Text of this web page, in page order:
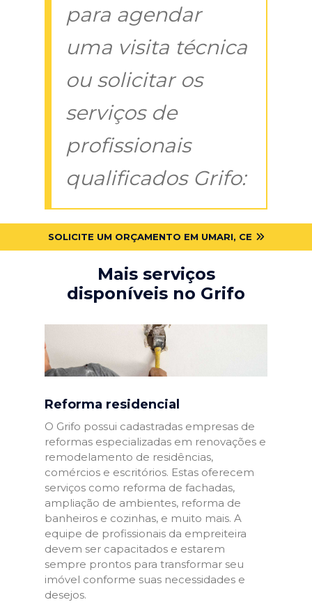
para agendar
uma visita técnica
ou solicitar os
serviços de
profissionais
qualificados Grifo:
SOLICITE UM ORÇAMENTO EM UMARI, CE
Mais serviços
disponíveis no Grifo
Reforma residencial
O Grifo possui cadastradas empresas de
reformas especializadas em renovações e
remodelamento de residências,
comércios e escritórios. Estas oferecem
serviços como reforma de fachadas,
ampliação de ambientes, reforma de
banheiros e cozinhas, e muito mais. A
equipe de profissionais da empreiteira
devem ser capacitados e estarem
sempre prontos para transformar seu
imóvel conforme suas necessidades e
desejos.